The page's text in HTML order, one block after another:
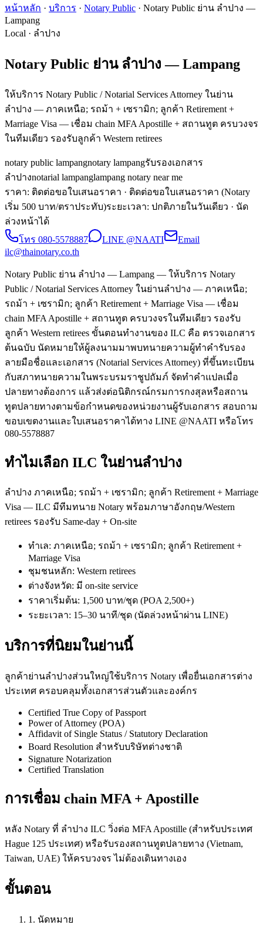
หน้าหลัก · บริการ · Notary Public · Notary Public ย่าน ลำปาง —
Lampang
Local · ลำปาง
Notary Public ย่าน ลำปาง — Lampang
ให้บริการ Notary Public / Notarial Services Attorney ในย่าน
ลำปาง — ภาคเหนือ; รถม้า + เซรามิก; ลูกค้า Retirement +
Marriage Visa — เชื่อม chain MFA Apostille + สถานทูต ครบวงจร
ในทีมเดียว รองรับลูกค้า Western retirees
notary public lampangnotary lampangรับรองเอกสาร
ลำปางnotarial lampanglampang notary near me
ราคา: ติดต่อขอใบเสนอราคา · ติดต่อขอใบเสนอราคา (Notary
เริ่ม 500 บาท/ตราประทับ)ระยะเวลา: ปกติภายในวันเดียว · นัด
ล่วงหน้าได้
โทร 080-5578887 LINE @NAATI
Email
ilc@thainotary.co.th
Notary Public ย่าน ลำปาง — Lampang — ให้บริการ Notary
Public / Notarial Services Attorney ในย่านลำปาง — ภาคเหนือ;
รถม้า + เซรามิก; ลูกค้า Retirement + Marriage Visa — เชื่อม
chain MFA Apostille + สถานทูต ครบวงจรในทีมเดียว รองรับ
ลูกค้า Western retirees ขั้นตอนทำงานของ ILC คือ ตรวจเอกสาร
ต้นฉบับ นัดหมายให้ผู้ลงนามมาพบทนายความผู้ทำคำรับรอง
ลายมือชื่อและเอกสาร (Notarial Services Attorney) ที่ขึ้นทะเบียน
กับสภาทนายความในพระบรมราชูปถัมภ์ จัดทำคำแปลเมื่อ
ปลายทางต้องการ แล้วส่งต่อนิติกรณ์กรมการกงสุลหรือสถาน
ทูตปลายทางตามข้อกำหนดของหน่วยงานผู้รับเอกสาร สอบถาม
ขอบเขตงานและใบเสนอราคาได้ทาง LINE @NAATI หรือโทร
080-5578887
ทำไมเลือก ILC ในย่านลำปาง
ลำปาง ภาคเหนือ; รถม้า + เซรามิก; ลูกค้า Retirement + Marriage
Visa — ILC มีทีมทนาย Notary พร้อมภาษาอังกฤษ/Western
retirees รองรับ Same-day + On-site
ทำเล: ภาคเหนือ; รถม้า + เซรามิก; ลูกค้า Retirement +
Marriage Visa
ชุมชนหลัก: Western retirees
ต่างจังหวัด: มี on-site service
ราคาเริ่มต้น: 1,500 บาท/ชุด (POA 2,500+)
ระยะเวลา: 15–30 นาที/ชุด (นัดล่วงหน้าผ่าน LINE)
บริการที่นิยมในย่านนี้
ลูกค้าย่านลำปางส่วนใหญ่ใช้บริการ Notary เพื่อยื่นเอกสารต่าง
ประเทศ ครอบคลุมทั้งเอกสารส่วนตัวและองค์กร
Certified True Copy of Passport
Power of Attorney (POA)
Affidavit of Single Status / Statutory Declaration
Board Resolution สำหรับบริษัทต่างชาติ
Signature Notarization
Certified Translation
การเชื่อม chain MFA + Apostille
หลัง Notary ที่ ลำปาง ILC วิ่งต่อ MFA Apostille (สำหรับประเทศ
Hague 125 ประเทศ) หรือรับรองสถานทูตปลายทาง (Vietnam,
Taiwan, UAE) ให้ครบวงจร ไม่ต้องเดินทางเอง
ขั้นตอน
1. นัดหมาย